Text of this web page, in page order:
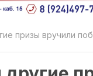
призы вручили